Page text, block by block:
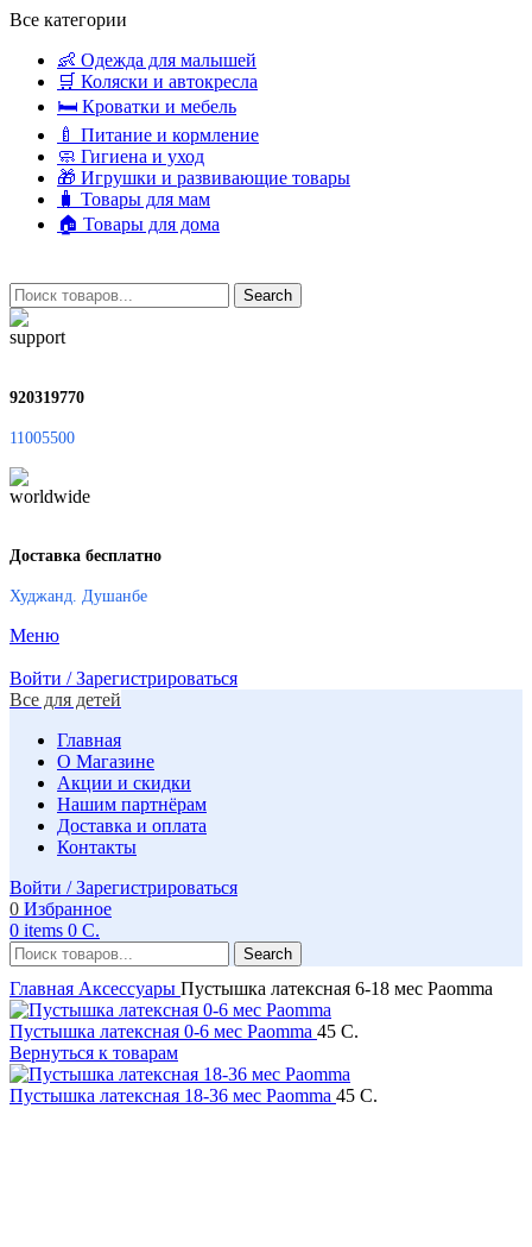
Все категории
👶 Одежда для малышей
🛒 Коляски и автокресла
🛏 Кроватки и мебель
🍼 Питание и кормление
🧼 Гигиена и уход
🎁 Игрушки и развивающие товары
🧳 Товары для мам
🏠 Товары для дома
Search
920319770
11005500
Доставка бесплатно
Худжанд. Душанбе
Меню
Войти / Зарегистрироваться
Все для детей
Главная
О Магазине
Акции и скидки
Нашим партнёрам
Доставка и оплата
Контакты
Войти / Зарегистрироваться
0 Избранное
0 items 0 C.
Search
Главная Аксессуары Пустышка латексная 6-18 мес Paomma
Пустышка латексная 0-6 мес Paomma 45 C.
Вернуться к товарам
Пустышка латексная 18-36 мес Paomma 45 C.